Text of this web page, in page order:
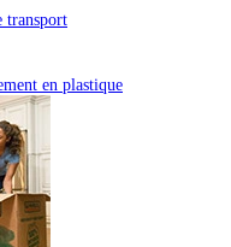
transport
en plastique